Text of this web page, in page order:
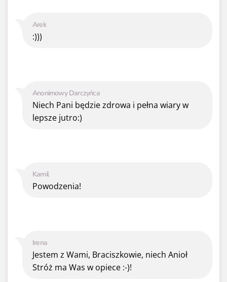
Irena
Jestem z Wami, Braciszkowie, niech Anioł
Stróż ma Was w opiece :-)!
Kamil
Powodzenia!
Anonimowy Darczyńca
Niech Pani będzie zdrowa i pełna wiary w
lepsze jutro:)
Arek
:)))